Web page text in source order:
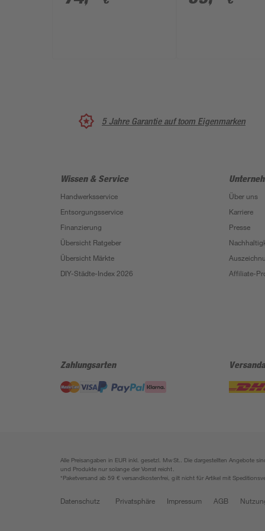
chromfarben
5 Jahre Garantie auf toom Eigenmarken
Wissen & Service
Handwerksservice
Entsorgungsservice
Finanzierung
Übersicht Ratgeber
Übersicht Märkte
DIY-Städte-Index 2026
Über uns
Karriere
Presse
Affiliate-
Zahlungsarten
Alle Preisangaben in EUR inkl. gesetzl. MwSt.. Die dargestellten Angebote
und Produkte nur solange der Vorrat reicht.
*Paketversand ab 59 € versandkostenfrei, gilt nicht für Artikel mit
Datenschutz Privatsphäre Impressum AGB